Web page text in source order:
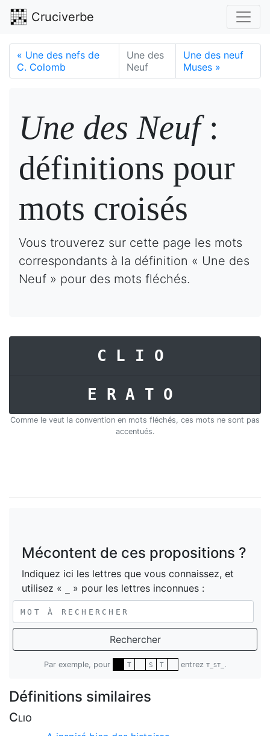
Cruciverbe
« Une des nefs de
C. Colomb
Une des
Neuf
Une des neuf
Muses »
Une des Neuf:
définitions pour
mots croisés
Vous trouverez sur cette page les mots
correspondants à la définition « Une des
Neuf » pour des mots fléchés.
CLIO
ERATO
Comme le veut la convention en mots fléchés, ces mots ne sont pas
accentués.
Mécontent de ces propositions ?
Indiquez ici les lettres que vous connaissez, et
utilisez «
» pour les lettres inconnues :
Rechercher
Par exemple, pour T S T entrez T_ST_ .
Définitions similaires
Clio